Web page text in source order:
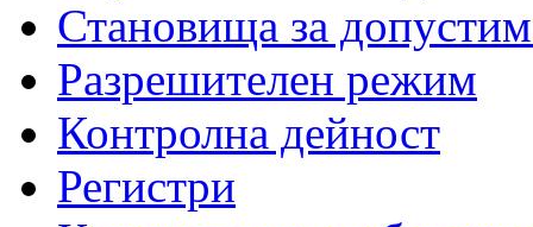
Становища за
Разрешителен режим
Контролна дейност
Регистри